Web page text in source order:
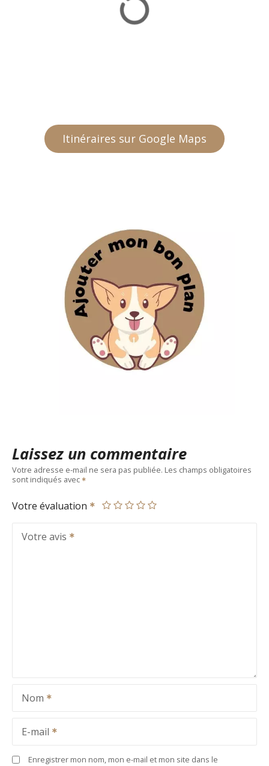
Itinéraires sur Google Maps
Laissez un commentaire
Votre adresse e-mail ne sera pas publiée. Les champs obligatoires
sont indiqués avec
Votre évaluation
Votre avis
Nom
E-mail
Enregistrer mon nom, mon e-mail et mon site dans le